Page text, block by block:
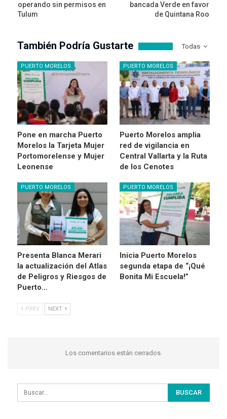
operando sin permisos en
Tulum
bancada Verde en favor
de Quintana Roo
Todas
También Podría Gustarte
PUERTO MORELOS
Pone en marcha Puerto
Morelos la Tarjeta Mujer
Portomorelense y Mujer
Leonense
PUERTO MORELOS
Puerto Morelos amplia
red de vigilancia en
Central Vallarta y la Ruta
de los Cenotes
PUERTO MORELOS
Presenta Blanca Merari
la actualización del Atlas
de Peligros y Riesgos de
Puerto…
PUERTO MORELOS
Inicia Puerto Morelos
segunda etapa de “¡Qué
Bonita Mi Escuela!”
PREV NEXT
Los comentarios están cerrados.